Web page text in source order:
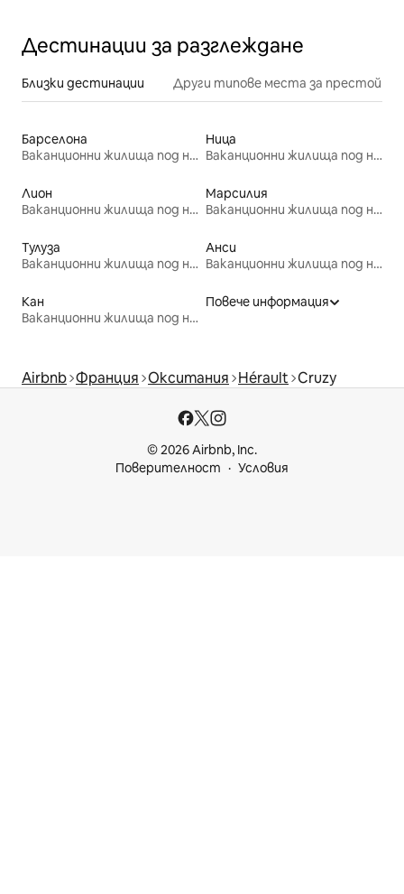
Дестинации за разглеждане
Близки дестинации Други типове места за престой
Барселона
Ваканционни жилища под наем
Ница
Ваканционни жилища под наем
Лион
Ваканционни жилища под наем
Марсилия
Ваканционни жилища под наем
Тулуза
Ваканционни жилища под наем
Анси
Ваканционни жилища под наем
Кан
Ваканционни жилища под наем
Повече информация
Airbnb Франция Окситания Hérault Cruzy
© 2026 Airbnb, Inc.
Поверителност
Условия